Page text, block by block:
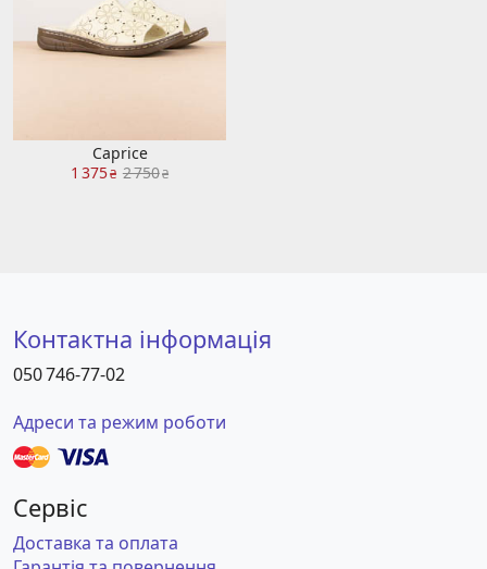
Caprice
1 375₴ 2 750₴
Контактна інформація
050 746-77-02
Адреси та режим роботи
Сервіс
Доставка та оплата